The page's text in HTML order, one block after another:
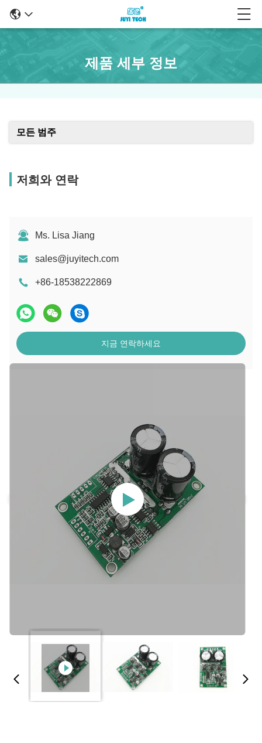
제품 세부 정보
모든 범주
저희와 연락
Ms. Lisa Jiang
sales@juyitech.com
+86-18538222869
지금 연락하세요